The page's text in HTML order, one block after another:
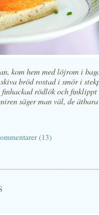
kom hem med löjrom i
bröd rostad i smör i
rödlök och finklippt
säger man väl, de
(13)